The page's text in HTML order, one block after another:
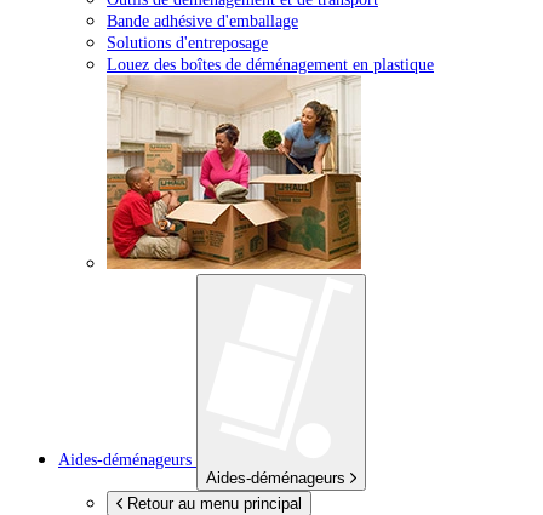
Bande adhésive d'emballage
Solutions d'entreposage
Louez des boîtes de déménagement en plastique
Aides-déménageurs
Aides-déménageurs
Retour au menu principal